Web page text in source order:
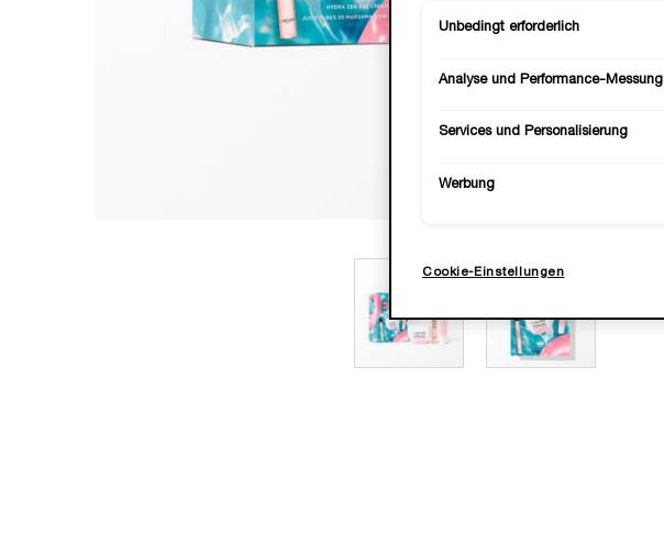
Unbedingt erforderlich
Analyse und Performance-Messung
Services und Personalisierung
Werbung
Cookie-Einstellungen